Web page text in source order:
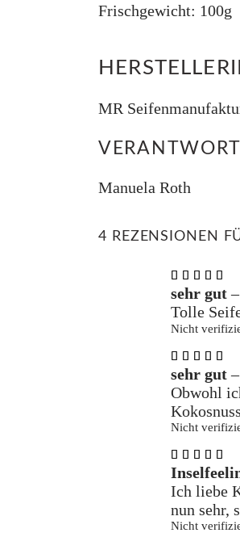
Frischgewicht: 100g
MR
Manuela Roth
4 REZENSIONEN
mit
von 5
sehr gut–
Tolle
Nicht
mit
von 5
sehr gut–
Obwohl
Nicht
mit5
von 5
Ich liebe
nun sehr,
Nicht